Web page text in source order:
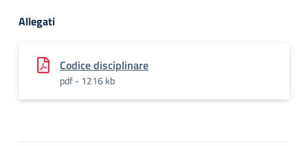
Allegati
Codice disciplinare
pdf - 1216 kb